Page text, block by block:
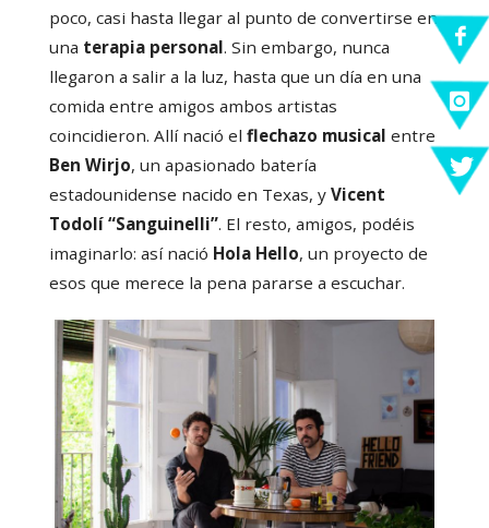
poco, casi hasta llegar al punto de convertirse en
una terapia personal. Sin embargo, nunca
llegaron a salir a la luz, hasta que un día en una
comida entre amigos ambos artistas
coincidieron. Allí nació el flechazo musical entre
Ben Wirjo, un apasionado batería
estadounidense nacido en Texas, y Vicent
Todolí “Sanguinelli”. El resto, amigos, podéis
imaginarlo: así nació Hola Hello, un proyecto de
esos que merece la pena pararse a escuchar.